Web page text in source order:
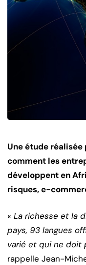
Une étude
comment les
développent en
risques, e-
« La richesse et la
pays, 93 langues
varié et qui ne doit
rappelle Jean-